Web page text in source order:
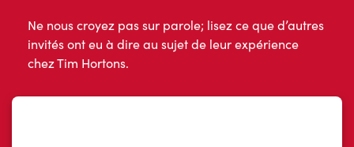
Ne nous croyez pas sur parole; lisez ce que d’autres
invités ont eu à dire au sujet de leur expérience
chez Tim Hortons.